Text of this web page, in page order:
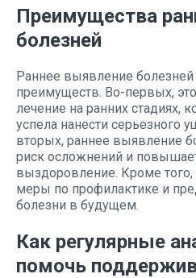
Преимущества
болезней
Раннее выявление
преимуществ. Во-первых,
лечение на ранних стадиях,
успела нанести серьезного
вторых, раннее выявление
риск осложнений и
выздоровление. Кроме того,
меры по профилактике и
болезни в будущем.
Как регулярные
помочь